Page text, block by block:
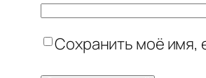
Сохранить моё имя,